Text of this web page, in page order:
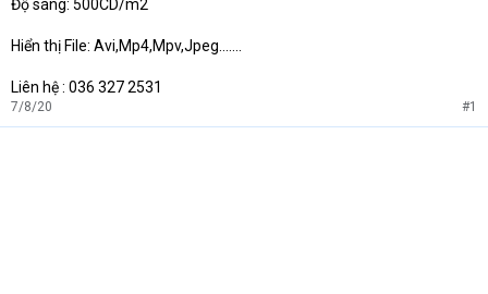
Độ sáng: 500CD/m2
Hiển thị File: Avi,Mp4,Mpv,Jpeg.......
Liên hệ : 036 327 2531
7/8/20 #1